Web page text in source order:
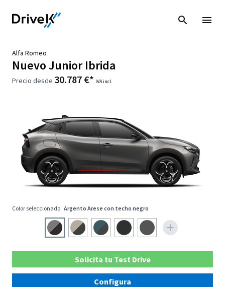
Alfa Romeo
Nuevo Junior Ibrida
Precio desde 30.787 €* IVA incl.
Color seleccionado: Argento Arese con techo negro
Solicita tu Test Drive
Configura